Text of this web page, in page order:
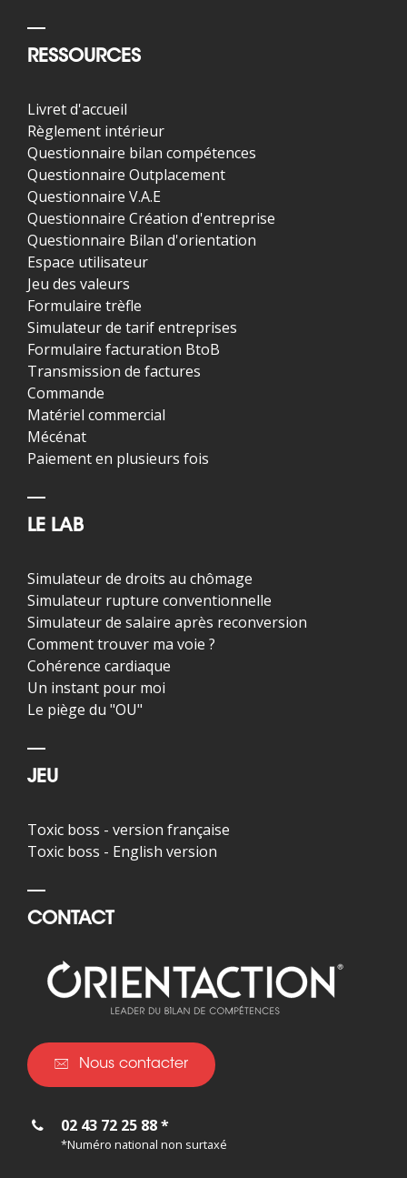
RESSOURCES
Livret d'accueil
Règlement intérieur
Questionnaire bilan compétences
Questionnaire Outplacement
Questionnaire V.A.E
Questionnaire Création d'entreprise
Questionnaire Bilan d'orientation
Espace utilisateur
Jeu des valeurs
Formulaire trèfle
Simulateur de tarif entreprises
Formulaire facturation BtoB
Transmission de factures
Commande
Matériel commercial
Mécénat
Paiement en plusieurs fois
LE LAB
Simulateur de droits au chômage
Simulateur rupture conventionnelle
Simulateur de salaire après reconversion
Comment trouver ma voie ?
Cohérence cardiaque
Un instant pour moi
Le piège du "OU"
JEU
Toxic boss - version française
Toxic boss - English version
CONTACT
Nous contacter
02 43 72 25 88 *
*Numéro national non surtaxé